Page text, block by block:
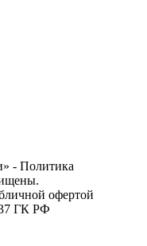
- Политика
офертой
ГК РФ